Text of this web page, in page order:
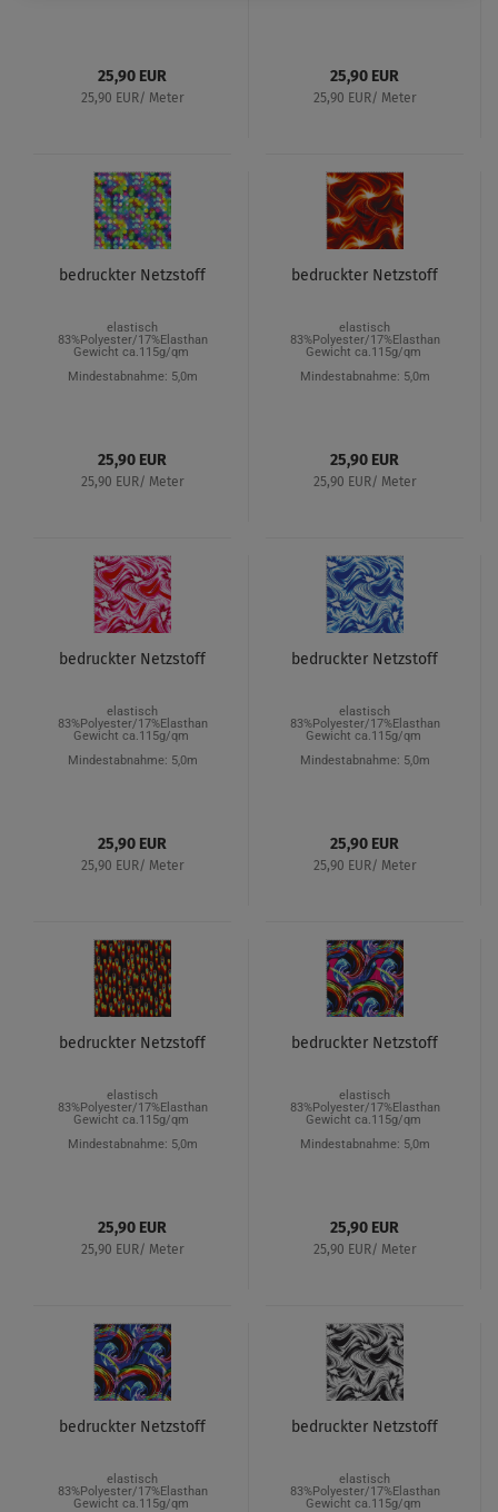
25,90 EUR
25,90 EUR/ Meter
25,90 EUR
25,90 EUR/ Meter
bedruckter Netzstoff
elastisch
83%Polyester/17%Elasthan
Gewicht ca.115g/qm
Mindestabnahme: 5,0m
25,90 EUR
25,90 EUR/ Meter
bedruckter Netzstoff
elastisch
83%Polyester/17%Elasthan
Gewicht ca.115g/qm
Mindestabnahme: 5,0m
25,90 EUR
25,90 EUR/ Meter
bedruckter Netzstoff
elastisch
83%Polyester/17%Elasthan
Gewicht ca.115g/qm
Mindestabnahme: 5,0m
25,90 EUR
25,90 EUR/ Meter
bedruckter Netzstoff
elastisch
83%Polyester/17%Elasthan
Gewicht ca.115g/qm
Mindestabnahme: 5,0m
25,90 EUR
25,90 EUR/ Meter
bedruckter Netzstoff
elastisch
83%Polyester/17%Elasthan
Gewicht ca.115g/qm
Mindestabnahme: 5,0m
25,90 EUR
25,90 EUR/ Meter
bedruckter Netzstoff
elastisch
83%Polyester/17%Elasthan
Gewicht ca.115g/qm
Mindestabnahme: 5,0m
25,90 EUR
25,90 EUR/ Meter
bedruckter Netzstoff
elastisch
83%Polyester/17%Elasthan
Gewicht ca.115g/qm
bedruckter Netzstoff
elastisch
83%Polyester/17%Elasthan
Gewicht ca.115g/qm